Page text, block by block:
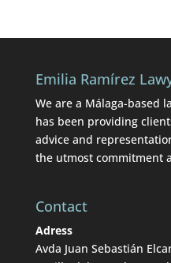
Emilia Ramírez
We are a Málaga-based
has been providing
advice and
the utmost commitment
Contact
Adress
Avda Juan Sebastián